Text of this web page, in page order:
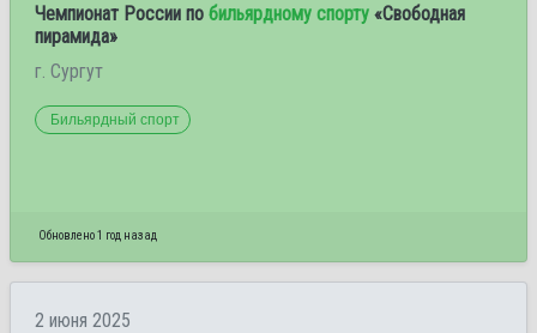
Чемпионат России по бильярдному спорту «Свободная
пирамида»
г. Сургут
Бильярдный спорт
Обновлено 1 год назад
2 июня 2025